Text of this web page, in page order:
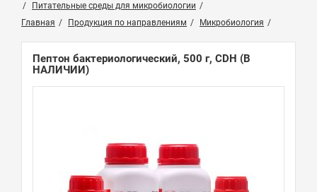
Питательные среды для микробиологии
Главная
Продукция по направлениям Микробиология
Пептон бактериологический, 500 г, CDH (В
НАЛИЧИИ)